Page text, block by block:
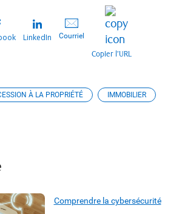
LinkedIn Courriel
Copier l’URL
À LA PROPRIÉTÉ IMMOBILIER
Comprendre la cybersécurité